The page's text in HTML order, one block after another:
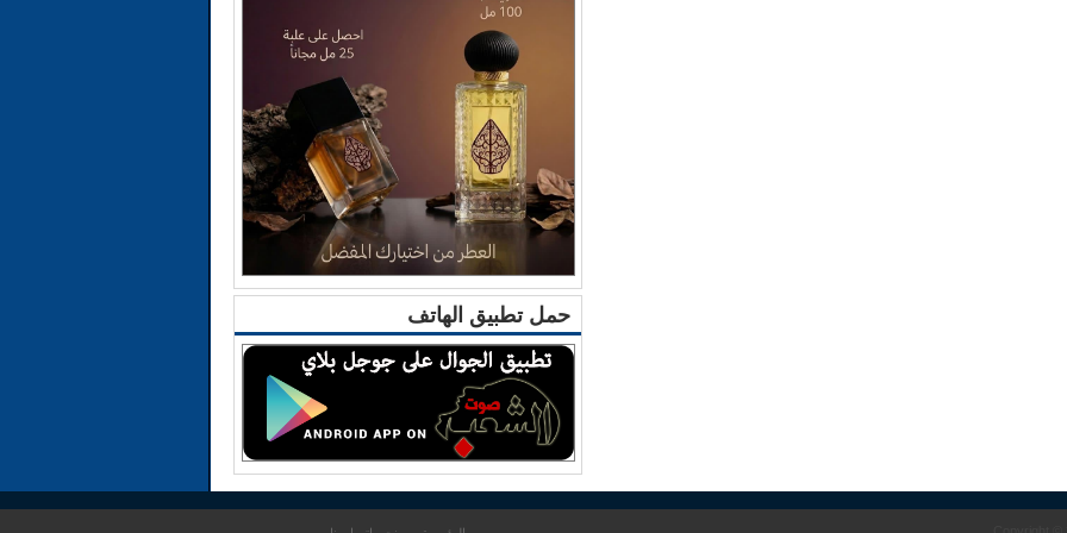
حمل تطبيق الهاتف